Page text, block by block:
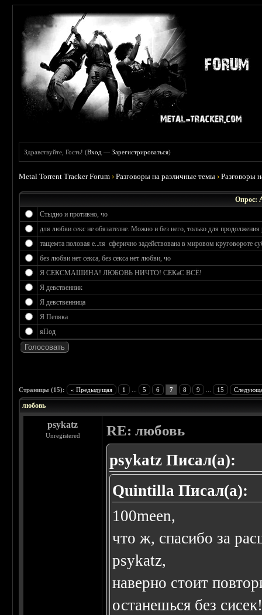
Здравствуйте, Гость! (Вход —Зарегистрироваться)
Metal Torrent Tracker Forum ›Разговоры на различные темы ›Разговоры
Опрос:
Стыдно и противно, чо
для любви секс не обязателне. Можно и без него, только для продолжения
тащемта половая е..ля сферично задействована в мировом круговороте
без любви нет секса, без секса нет любви, чо
Я СЕКСМАШИНА! ЛЮБОВЬ НИЧТО! СЕКаС ВСЁ!
Я девственник
Я девственница
Я Пепяка
яПод
Страницы (15): « Предыдущая 1 5 6 7 8 9 15
любовь
psykatz
Unregistered RE: любовь
psykatz Писал(а):
Quintilla Писал(а):
100meen,
что ж, спасибо за
psykatz,
наверно стоит
останешься без